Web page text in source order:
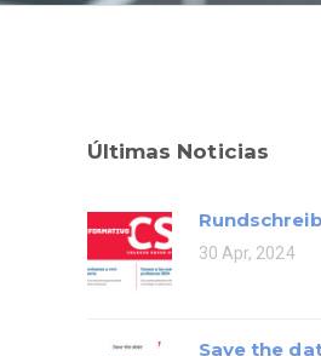
Últimas Noticias
30 Apr, 2024
Save the